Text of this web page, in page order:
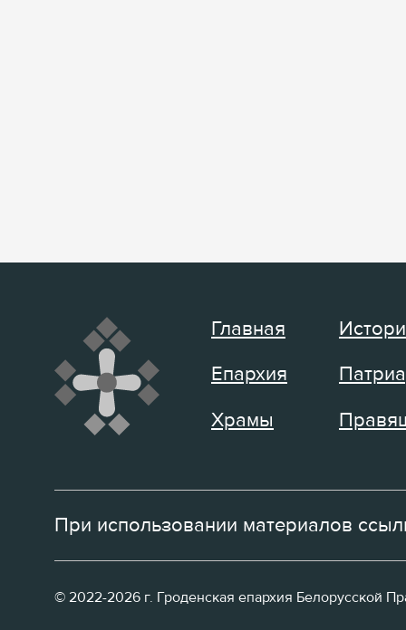
Главная
Епархия
Храмы
При использовании материалов
© 2022-2026 г. Гроденская епархия Белорусской